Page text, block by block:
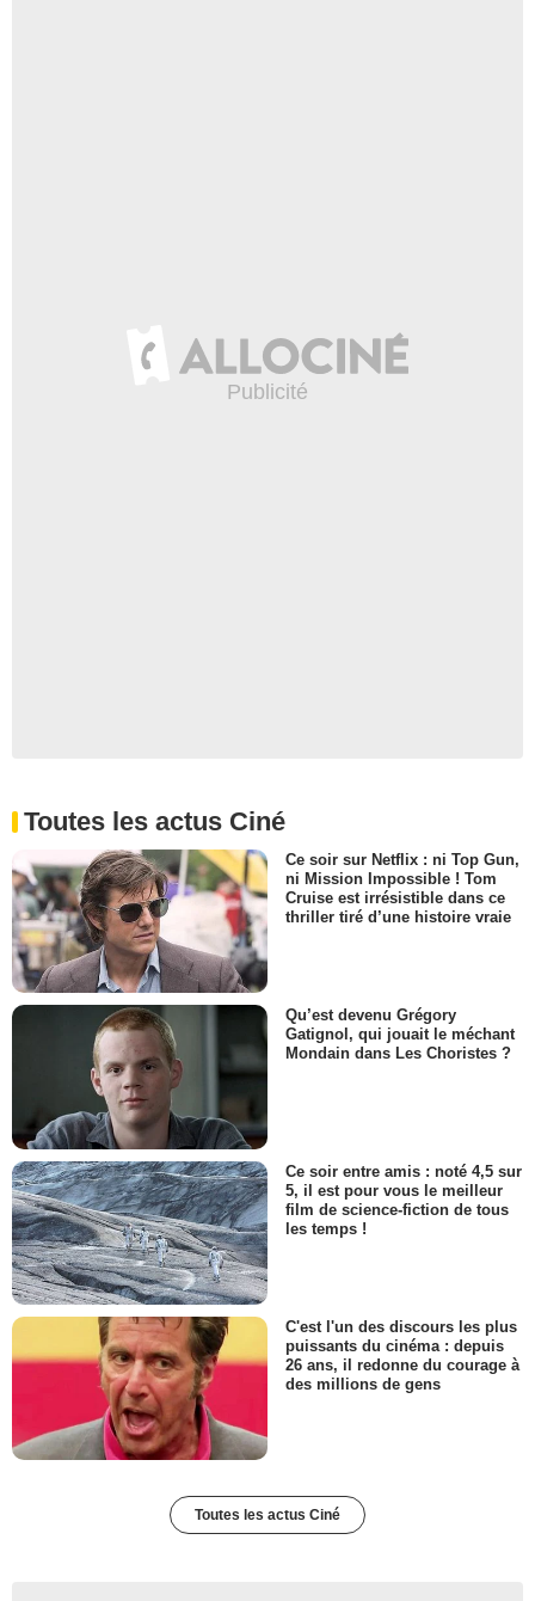
Toutes les actus Ciné
Ce soir sur Netflix : ni Top Gun,
ni Mission Impossible ! Tom
Cruise est irrésistible dans ce
thriller tiré d’une histoire vraie
Qu’est devenu Grégory
Gatignol, qui jouait le méchant
Mondain dans Les Choristes ?
Ce soir entre amis : noté 4,5 sur
5, il est pour vous le meilleur
film de science-fiction de tous
les temps !
C'est l'un des discours les plus
puissants du cinéma : depuis
26 ans, il redonne du courage à
des millions de gens
Toutes les actus Ciné